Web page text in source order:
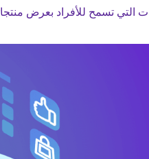
التي تسمح للأفراد بعرض